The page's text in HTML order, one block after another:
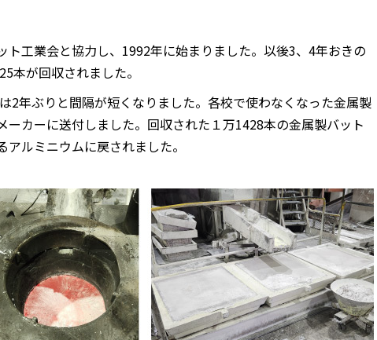
工業会と協力し、1992年に始まりました。以後3、4年おきの
本が回収されました。
2年ぶりと間隔が短くなりました。各校で使わなくなった金属製
カーに送付しました。回収された１万1428本の金属製バット
ルミニウムに戻されました。